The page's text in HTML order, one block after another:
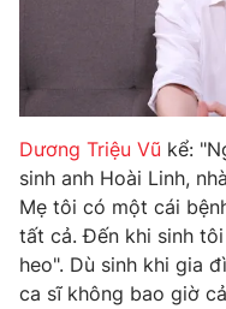
Video
VTV Money
VTV Sức khoẻ
Dương Triệu Vũ kể:
sinh anh Hoài Linh,
Mẹ tôi có một cái
tất cả. Đến khi sinh
heo". Dù sinh khi gia
ca sĩ không bao giờ